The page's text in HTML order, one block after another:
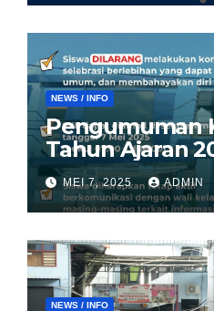
NEWS / INFO
Pengumuman
Tahun Ajaran
MEI 7, 2025 ADMIN
NEWS / INFO